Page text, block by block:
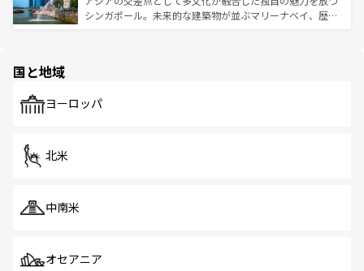
た文化、そして多様な観光資源が、訪れる旅人を魅了し続
うな絶景から文化的な体験まで、香港を存分に楽しみ尽く
シンガポール。未来的な建築物が並ぶマリーナベイ、歴史
で、ホーカーズは地元の風情を楽しめる外せないスポット
国と地域
ヨーロッパ
北米
中南米
オセアニア